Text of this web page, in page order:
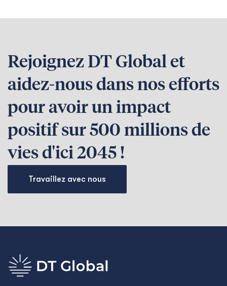
Rejoignez DT Global et
aidez-nous dans nos efforts
pour avoir un impact
positif sur 500 millions de
vies d'ici 2045 !
Travaillez avec nous